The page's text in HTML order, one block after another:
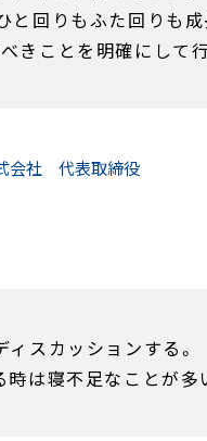
と回りもふた回りも
きことを明確にして
会社 代表取締役
スカッションする。
は寝不足なことが多